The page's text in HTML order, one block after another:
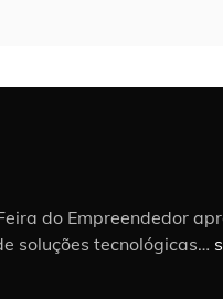
do Empreendedor
soluções tecnológicas…